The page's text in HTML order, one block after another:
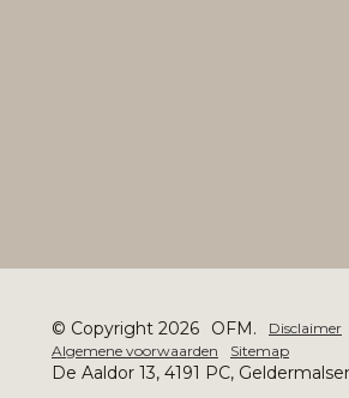
© Copyright 2026 OFM. Disclaimer
Algemene voorwaarden
Sitemap
De Aaldor 13, 4191 PC,